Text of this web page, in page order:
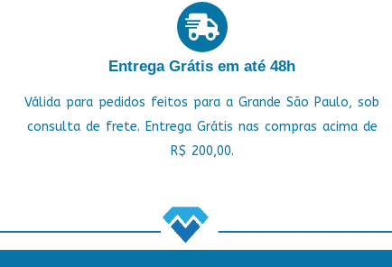
Entrega Grátis em até 48h
Válida para pedidos feitos para a Grande São Paulo, sob
consulta de frete. Entrega Grátis nas compras acima de
R$ 200,00.